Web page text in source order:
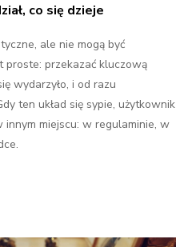
co się dzieje
ale nie mogą być
proste: przekazać kluczową
wydarzyło, i od razu
ten układ się sypie, użytkownik
miejscu: w regulaminie, w